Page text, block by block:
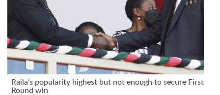
Raila's popularity highest but not enough to secure First
Round win